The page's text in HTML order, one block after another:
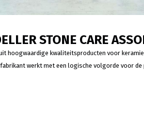
STONE CARE
hoogwaardige kwaliteitsproducten voor
werkt met een logische volgorde voor